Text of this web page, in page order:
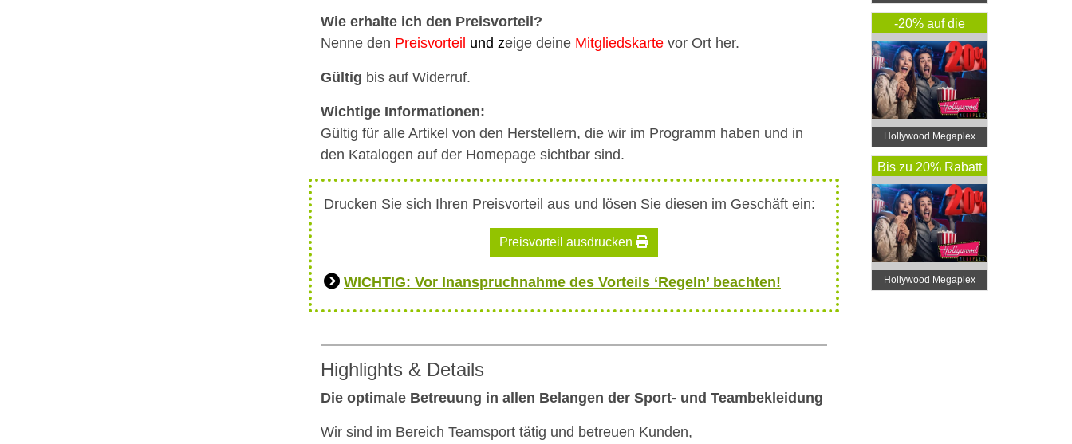
Wie erhalte ich den Preisvorteil?
Nenne den Preisvorteil und zeige deine Mitgliedskarte vor Ort her.
Gültig bis auf Widerruf.
Wichtige Informationen:
Gültig für alle Artikel von den Herstellern, die wir im Programm haben und in
den Katalogen auf der Homepage sichtbar sind.
Drucken Sie sich Ihren Preisvorteil aus und lösen Sie diesen im Geschäft ein:
Preisvorteil ausdrucken
WICHTIG: Vor Inanspruchnahme des Vorteils ‘Regeln’ beachten!
Highlights & Details
Die optimale Betreuung in allen Belangen der Sport- und Teambekleidung
Wir sind im Bereich Teamsport tätig und betreuen Kunden,
-20% auf die
Ticketpreise, -10%
am Kinobuffet …
Hollywood Megaplex
Kino SCN
Bis zu 20% Rabatt
Hollywood Megaplex
Kino Gasometer